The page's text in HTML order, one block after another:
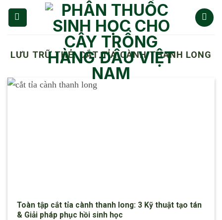
Chuyển
đến
dungLƯU TRỮ THẺ:CẮT TỈA CÀNH THANH LONG
Toàn tập cắt tỉa cành thanh long: 3 Kỹ thuật tạo tán
& Giải pháp phục hồi sinh học